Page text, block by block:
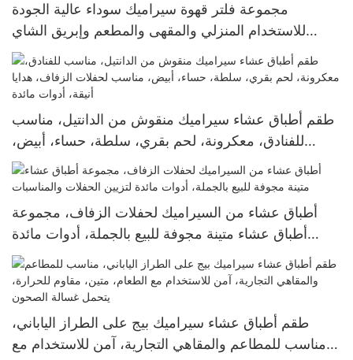
مجموعة فلتر قهوة سيراميك سوداء عالية الجودة
للاستخدام المنزلي والمقهى والمطعم وإبريق الشاي
وكوب وصحن وإبريق الحليب
طقم أطباق عشاء سيراميك منقوش من الدانتيل، مناسب
للفنادق، معكرونة، لحم بقري، سلطة، حساء، أبيض،
مناسب لحفلات الزفاف، هدايا أنيقة، أدوات مائدة
أطباق عشاء من السيراميك لحفلات الزفاف، مجموعة
أطباق عشاء متينة مجوفة للبيع بالجملة، أدوات مائدة
لتزيين الحفلات والمناسبات
طقم أطباق عشاء سيراميك بيج على الطراز الياباني،
مناسب للمطاعم والمقاهي التجارية، آمن للاستخدام مع